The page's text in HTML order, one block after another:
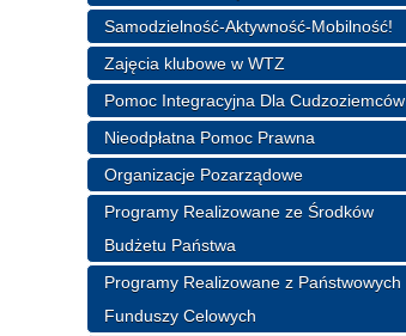
Samodzielność-Aktywność-Mobilność!
Zajęcia klubowe w WTZ
Pomoc Integracyjna Dla Cudzoziemców
Nieodpłatna Pomoc Prawna
Organizacje Pozarządowe
Programy Realizowane ze Środków
Budżetu Państwa
Programy Realizowane z Państwowych
Funduszy Celowych